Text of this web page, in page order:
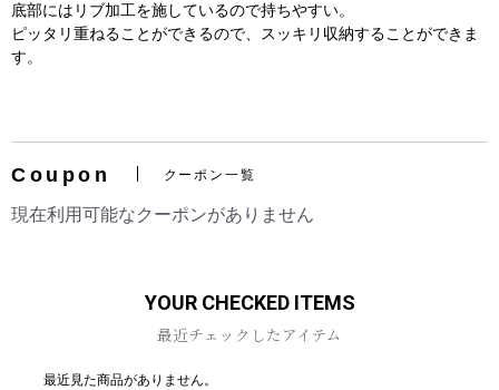
底部にはリブ加工を施しているので持ちやすい。
ピッタリ重ねることができるので、スッキリ収納することができま
す。
Coupon クーポン一覧
現在利用可能なクーポンがありません
YOUR CHECKED ITEMS
最近チェックしたアイテム
最近見た商品がありません。